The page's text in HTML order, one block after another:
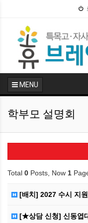
MENU
학부모 설명회
Total 0 Posts, Now 1
[배치] 2027 수시 지
[★상담 신청] 신동엽대표